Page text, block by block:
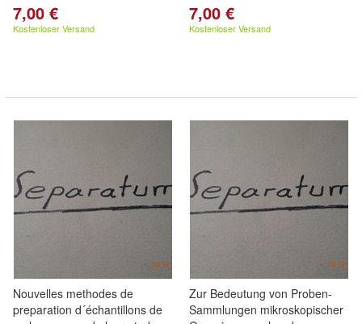
7,00 €
Kostenloser Versand
7,00 €
Kostenloser Versand
Nouvelles methodes de
preparation d´échantillons de
Zur Bedeutung von Proben-
Sammlungen mikroskopischer